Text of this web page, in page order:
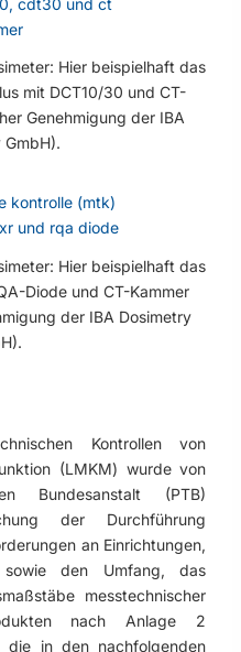
Hier beispielhaft das
mit DCT10/30 und CT-
Genehmigung der IBA
GmbH).
Hier beispielhaft das
Diode und CT-Kammer
der IBA Dosimetry
Kontrollen von
(LMKM) wurde von
Bundesanstalt (PTB)
der Durchführung
an Einrichtungen,
sowie den Umfang, das
messtechnischer
nach Anlage 2
die in den nachfolgenden